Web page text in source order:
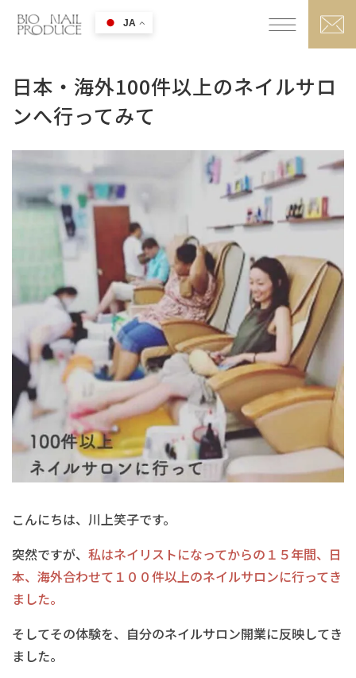
日本・海外100件以上のネイルサロ
ンへ行ってみて
こんにちは、川上笑子です。
突然ですが、 私はネイリストになってからの１５年間、日
本、海外合わせて１００件以上のネイルサロンに行ってき
ました。
そしてその体験を、自分のネイルサロン開業に反映してき
ました。